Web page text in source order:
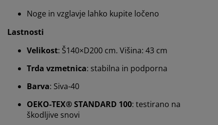
Noge in vzglavje lahko kupite ločeno
Lastnosti
Velikost: Š140×D200 cm. Višina: 43 cm
Trda vzmetnica: stabilna in podporna
Barva: Siva-40
OEKO-TEX® STANDARD 100: testirano na
škodljive snovi
Prilagajamo vašo uporabniško izkušnjo
identifikatorje za zagotavljanje dobre izkušnje ob
obisku našega spletnega mesta. Piškotki zbirajo
podatke o vas za zagotavljanje funkcionalnosti,
statistike in ustreznega trženja.